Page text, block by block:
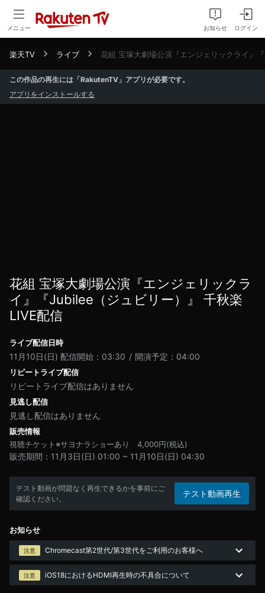
メニュー お知らせ ログイン
楽天TV ライブ 花組 宝塚大劇場公演『エンジェリックライ』
この作品の再生には「RakutenTV」アプリが必要です。
アプリをインストールする
花組 宝塚大劇場公演『エンジェリックラ
イ』『Jubilee（ジュビリー）』 千秋楽
LIVE配信
ライブ配信日時
11月10日(日) 配信開始：03:30 開演予定：04:00
リピートライブ配信
リピートライブ配信はありません
見逃し配信
見逃し配信はありません
販売情報
視聴チケット※サヨナラショーあり
4,000円(税込)
販売期間 11月3日(日) 01:00 ~ 11月10日(日) 04:30
テスト動画が問題なく再生できるかを事前にご
確認ください。
テスト動画再生
お知らせ
注意 Chromecast第2世代/第3世代をご利用のお客様へ
注意 iOS18におけるHDMI再生時の不具合について